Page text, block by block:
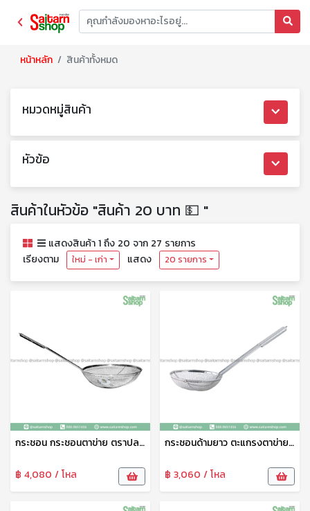
หน้าหลัก สินค้าทั้งหมด
หมวดหมู่สินค้า
หัวข้อ
สินค้าในหัวข้อ "สินค้า 20 บาท 💵 "
แสดงสินค้า 1 ถึง 20 จาก 27 รายการ
เรียงตาม
ใหม่ - เก่า แสดง 20 รายการ
กระชอน กระชอนตาข่าย ตราปลาคู่ กระชอนกรองอาหาร กระชอนขนาดใหญ่ กระชอนร่อนแป้ง ตักเศษของทอด No.S30
฿ 4,080 / โหล
กระชอนด้ามยาว ตะแกรงตาข่าย กระชอนสแตนเลส ตะแกรงกรอง S22 ปลาคู่
฿ 3,060 / โหล